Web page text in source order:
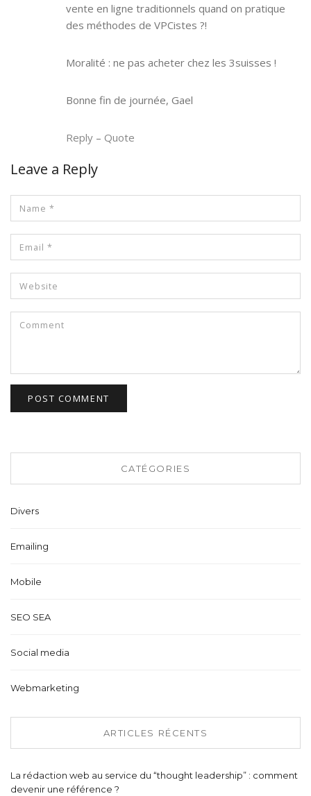
vente en ligne traditionnels quand on pratique
des méthodes de VPCistes ?!
Moralité : ne pas acheter chez les 3suisses !
Bonne fin de journée, Gael
Reply – Quote
Leave a Reply
CATÉGORIES
Divers
Emailing
Mobile
SEO SEA
Social media
Webmarketing
ARTICLES RÉCENTS
La rédaction web au service du “thought leadership” : comment
devenir une référence ?